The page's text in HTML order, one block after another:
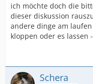
ich möchte doch die
dieser diskussion
andere dinge am
kloppen oder es lassen
Schera